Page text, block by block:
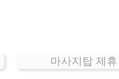
마사지탑 제휴